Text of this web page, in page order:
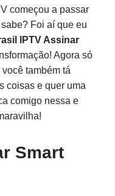
começou a passar
Foi aí que eu
IPTV Assinar
Agora só
também tá
coisas e quer uma
comigo nessa e
Smart